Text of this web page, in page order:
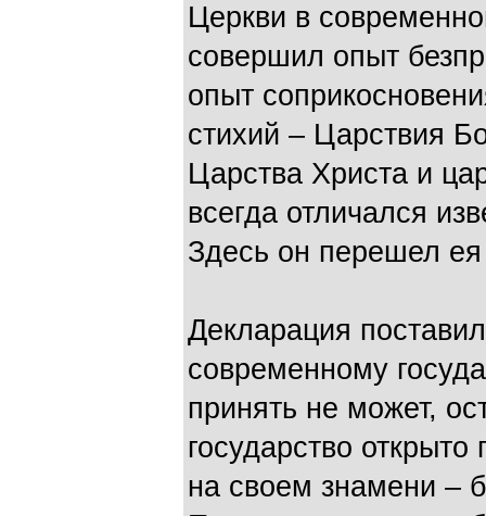
Церкви в
совершил опыт
опыт
стихий – Царствия
Царства Христа и
всегда отличался
Здесь он перешел
Декларация
современному
принять не может,
государство
на своем знамени –